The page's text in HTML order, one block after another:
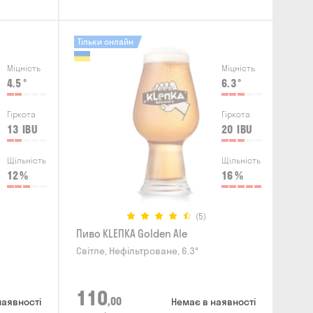
Міцність
4.5 °
Гіркота
13 IBU
Щільність
12%
Міцність
6.3°
Гіркота
20 IBU
Щільність
16%
(5)
Тільки онлайн
Пиво KLEПКА Golden Ale
Світле, Нефільтроване, 6.3°
110,00 Немає в наявності